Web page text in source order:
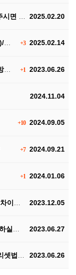
2025.02.20
많…
+32025.02.14
+1 2023.06.26
…
2024.11.04
+102024.09.05
+72024.09.21
+1 2024.01.06
2023.12.05
습…
2023.06.27
선…
2023.06.26
니다